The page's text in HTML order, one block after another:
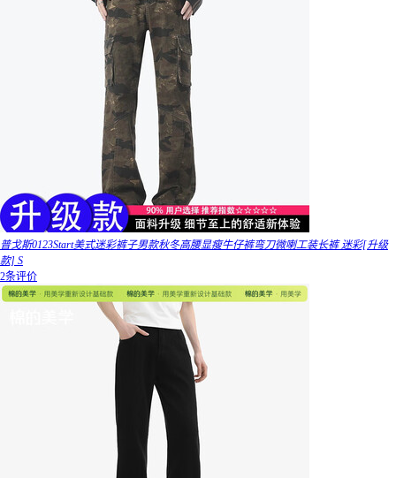
普戈斯0123Start美式迷彩裤子男款秋冬高腰显瘦牛仔裤弯刀微喇工装长裤 迷彩[升级
款] S
2条评价